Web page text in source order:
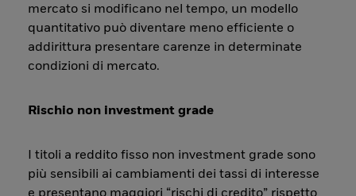
mercato si modificano nel tempo, un modello
quantitativo può diventare meno efficiente o
addirittura presentare carenze in determinate
condizioni di mercato.
Rischio non investment grade
I titoli a reddito fisso non investment grade sono
più sensibili ai cambiamenti dei tassi di interesse